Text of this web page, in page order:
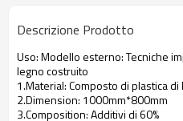
Descrizione Prodotto
Uso: Modello esterno: Tecniche
legno costruito
1.Material: Composto di plastica di
2.Dimension: 1000mm*800mm
3.Composition: Additivi di 60%